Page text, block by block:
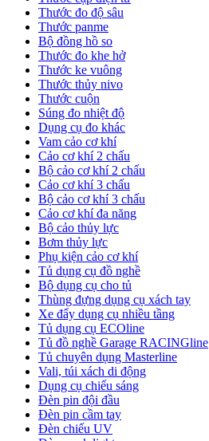
Thước đo độ sâu
Thước panme
Bộ đồng hồ so
Thước đo khe hở
Thước ke vuông
Thước thủy nivo
Thước cuộn
Súng đo nhiệt độ
Dụng cụ đo khác
Vam cảo cơ khí
Cảo cơ khí 2 chấu
Bộ cảo cơ khí 2 chấu
Cảo cơ khí 3 chấu
Bộ cảo cơ khí 3 chấu
Cảo cơ khí đa năng
Bộ cảo thủy lực
Bơm thủy lực
Phụ kiện cảo cơ khí
Tủ dụng cụ đồ nghề
Bộ dụng cụ cho tủ
Thùng đựng dụng cụ xách tay
Xe đẩy dụng cụ nhiều tầng
Tủ dụng cụ ECOline
Tủ đồ nghề Garage RACINGline
Tủ chuyên dụng Masterline
Vali, túi xách di động
Dụng cụ chiếu sáng
Đèn pin đội đầu
Đèn pin cầm tay
Đèn chiếu UV